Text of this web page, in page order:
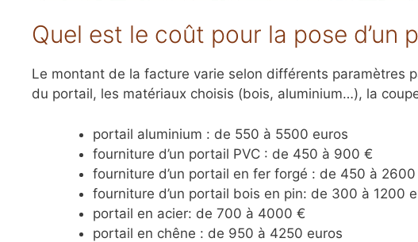
Quel est le coût pour la pose
Le montant de la facture varie selon différents paramètres
du portail, les matériaux choisis (bois, aluminium…), la
portail aluminium : de 550 à 5500 euros
fourniture d’un portail PVC : de 450 à 900 €
fourniture d’un portail en fer forgé : de 450 à
fourniture d’un portail bois en pin: de 300 à 1200
portail en acier: de 700 à 4000 €
portail en chêne : de 950 à 4250 euros